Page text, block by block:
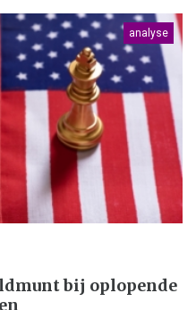
analyse
bij oplopende